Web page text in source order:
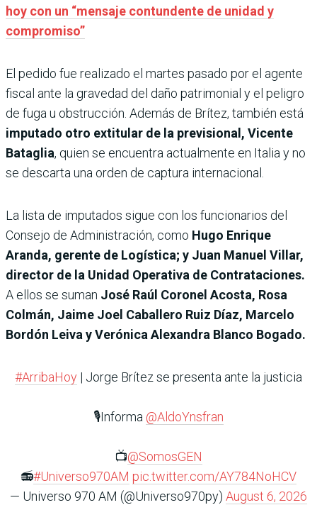
hoy con un “mensaje contundente de unidad y
compromiso”
El pedido fue realizado el martes pasado por el agente
fiscal ante la gravedad del daño patrimonial y el peligro
de fuga u obstrucción. Además de Brítez, también está
imputado otro extitular de la previsional, Vicente
Bataglia, quien se encuentra actualmente en Italia y no
se descarta una orden de captura internacional.
La lista de imputados sigue con los funcionarios del
Consejo de Administración, como Hugo Enrique
Aranda, gerente de Logística; y Juan Manuel Villar,
director de la Unidad Operativa de Contrataciones.
A ellos se suman José Raúl Coronel Acosta, Rosa
Colmán, Jaime Joel Caballero Ruiz Díaz, Marcelo
Bordón Leiva y Verónica Alexandra Blanco Bogado.
#ArribaHoy | Jorge Brítez se presenta ante la justicia
🎙️Informa @AldoYnsfran
📺@SomosGEN
📻#Universo970AM pic.twitter.com/AY784NoHCV
— Universo 970 AM (@Universo970py) August 6, 2026